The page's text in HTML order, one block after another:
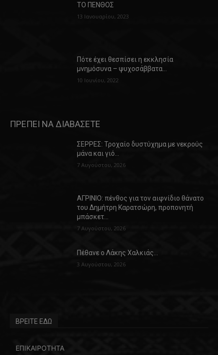
ΤΟ ΠΕΝΘΟΣ
13 Ιανουαρίου, 2023
Πότε έχει θεσπίσει η εκκλησία
μνημόσυνα – ψυχοσάββατα…
10 Ιουνίου, 2022
ΠΡΕΠΕΙ ΝΑ ΔΙΑΒΑΣΕΤΕ
ΣΕΡΡΕΣ: Τροχαίο δυστύχημα με νεκρούς
μάνα και γιό…
7 Αυγούστου, 2026
ΑΓΡΙΝΙΟ: πένθος για τον αιφνίδιο θάνατο
του Δημήτρη Καρατσώρη, προπονητή
μπάσκετ…
7 Αυγούστου, 2026
Πέθανε ο Λάκης Χαλκιάς…
3 Αυγούστου, 2026
ΒΡΕΙΤΕ ΕΔΩ
ΕΠΙΚΑΙΡΟΤΗΤΑ